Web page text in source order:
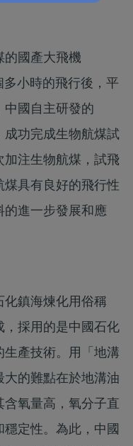
的國產大飛機
小時的飛行後，平
中國自主研發的
功完成生物航煤試
注生物航煤，試飛
具有良好的飛行性
進一步發展和應
化鎮海煉化用俗稱
，採用的是中國石化
產技術。用「地溝
的難點在於地溝油
氧量高，氧分子直
定性。為此，中國